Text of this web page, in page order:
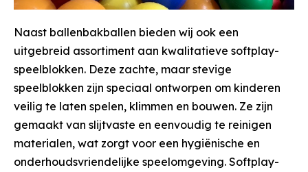
Naast ballenbakballen bieden wij ook een
uitgebreid assortiment aan kwalitatieve softplay-
speelblokken. Deze zachte, maar stevige
speelblokken zijn speciaal ontworpen om kinderen
veilig te laten spelen, klimmen en bouwen. Ze zijn
gemaakt van slijtvaste en eenvoudig te reinigen
materialen, wat zorgt voor een hygiënische en
onderhoudsvriendelijke speelomgeving. Softplay-